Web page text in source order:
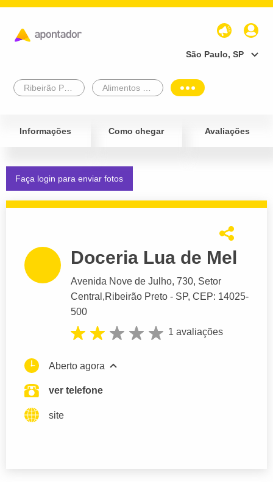
São Paulo, SP
Informações Como chegar Avaliações
Faça login para enviar fotos
Doceria Lua de Mel
Avenida Nove de Julho, 730, Setor
Central,Ribeirão Preto - SP, CEP: 14025-
500
1 avaliações
Aberto agora
ver telefone
site